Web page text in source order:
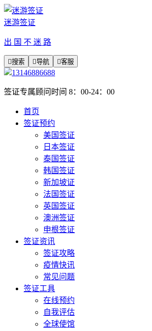
迷游签证
出 国 不 迷 路
搜索 导航 客服
13146886688
签证专属顾问时间 8：00-24：00
首页
签证预约
美国签证
日本签证
泰国签证
韩国签证
新加坡证
法国签证
英国签证
澳洲签证
申根签证
签证资讯
签证攻略
疫情快讯
常见问题
签证工具
在线预约
自我评估
全球使馆